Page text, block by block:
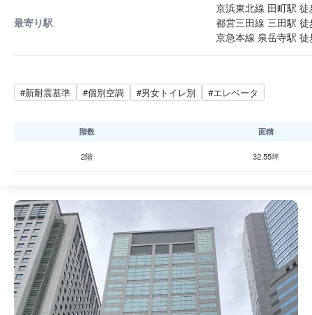
最寄り駅
京浜東北線 田町駅
都営三田線 三田駅
京急本線 泉岳寺駅
#新耐震基準 #個別空調 #男女トイレ別 #エレベータ
階数 面積
2階 32.55坪